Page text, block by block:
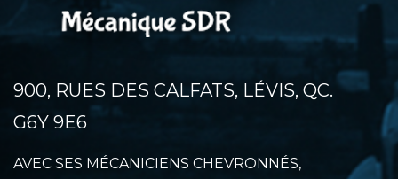
900, RUES DES CALFATS, LÉVIS, QC.
G6Y 9E6
AVEC SES MÉCANICIENS CHEVRONNÉS,